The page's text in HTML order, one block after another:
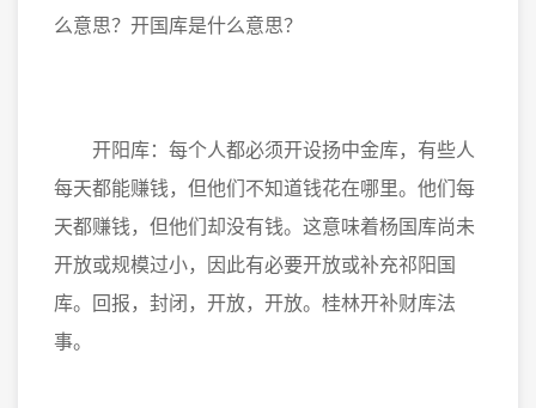
么意思？开国库是什么意思？
开阳库：每个人都必须开设扬中金库，有些人
每天都能赚钱，但他们不知道钱花在哪里。他们每
天都赚钱，但他们却没有钱。这意味着杨国库尚未
开放或规模过小，因此有必要开放或补充祁阳国
库。回报，封闭，开放，开放。桂林开补财库法
事。